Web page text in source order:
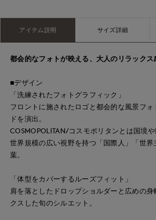
アイテム説明 サイズ詳細
都会的なフォトが映える、大人のリラックス
■デザイン
「洗練されたフォトグラフィック」
フロントに施されたロゴと都会的な風景フ
ドを演出。
COSMOPOLITAN/コスモポリタンとは国境や
世界規模の広い視野を持つ「国際人」「世
葉。
「体型をカバーするルーズフィット」
肩を落としたドロップショルダーと広めの身
クスした旬のシルエット。